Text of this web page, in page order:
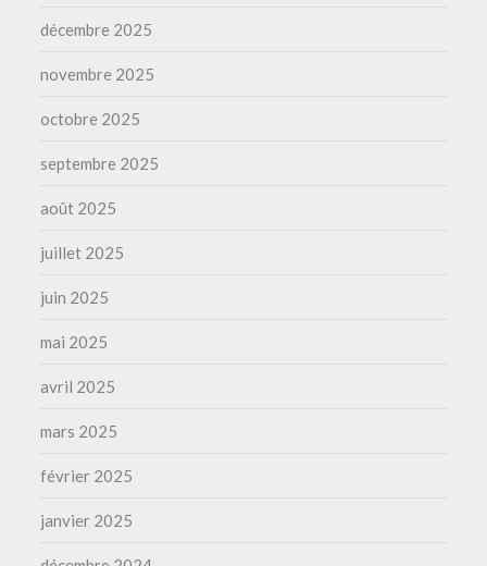
décembre 2025
novembre 2025
octobre 2025
septembre 2025
août 2025
juillet 2025
juin 2025
mai 2025
avril 2025
mars 2025
février 2025
janvier 2025